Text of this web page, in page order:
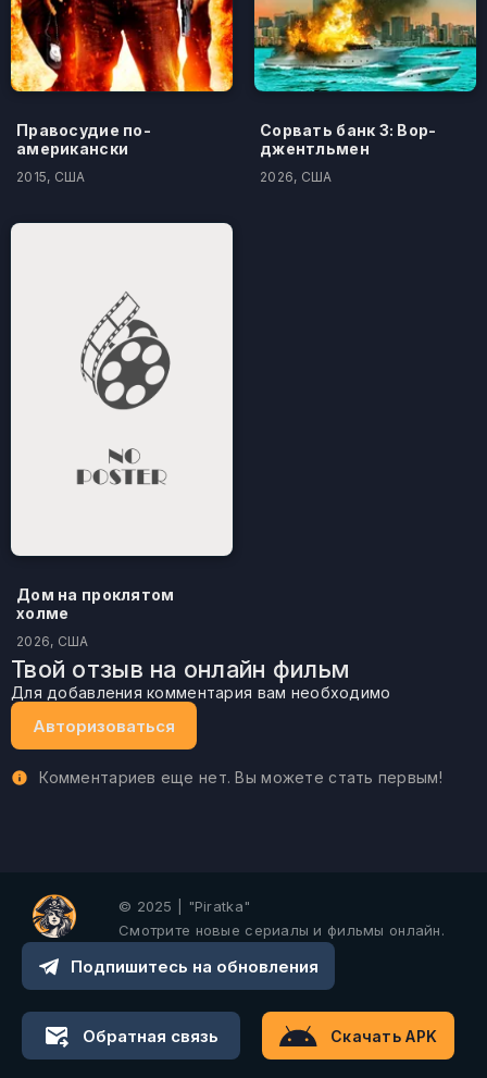
Правосудие по-
американски
2015, США
Сорвать банк 3: Вор-
джентльмен
2026, США
Дом на проклятом
холме
2026, США
Твой отзыв на онлайн фильм
Для добавления комментария вам необходимо
Авторизоваться
Комментариев еще нет. Вы можете стать первым!
© 2025 | "Piratka"
Смотрите новые сериалы и фильмы онлайн.
Подпишитесь на обновления
Обратная связь Скачать APK